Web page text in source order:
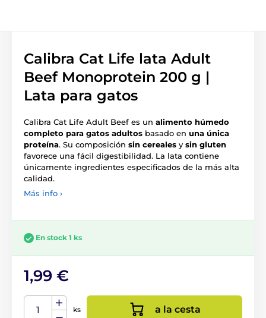
Calibra Cat Life lata Adult
Beef Monoprotein 200 g |
Lata para gatos
Calibra Cat Life Adult Beef es un alimento húmedo
completo para gatos adultos basado en una única
proteína. Su composición sin cereales y sin gluten
favorece una fácil digestibilidad. La lata contiene
únicamente ingredientes especificados de la más alta
calidad.
Más info ›
En stock 1 ks
1,99 €
ks a la cesta